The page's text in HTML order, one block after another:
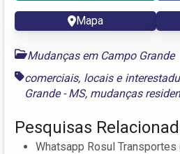
Mapa
Mudanças em Campo Grande
comerciais, locais e
Grande - MS, mudanças
Pesquisas
Whatsapp Rosul Transportes